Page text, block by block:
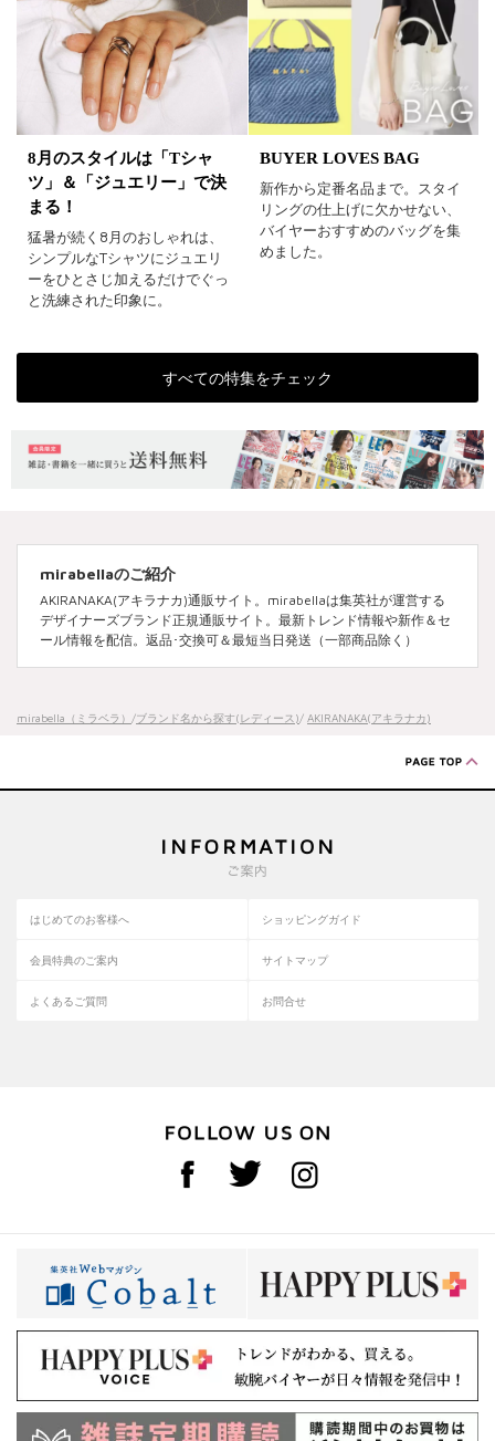
8月のスタイルは「Tシャ
ツ」＆「ジュエリー」で決
まる！
猛暑が続く8月のおしゃれは、
シンプルなTシャツにジュエリ
ーをひとさじ加えるだけでぐっ
と洗練された印象に。
BUYER LOVES BAG
新作から定番名品まで。スタイ
リングの仕上げに欠かせない、
バイヤーおすすめのバッグを集
めました。
すべての特集をチェック
mirabellaのご紹介
AKIRANAKA(アキラナカ)通販サイト。mirabellaは集英社が運営する
デザイナーズブランド正規通販サイト。最新トレンド情報や新作＆セ
ール情報を配信。返品･交換可＆最短当日発送（一部商品除く）
mirabella（ミラベラ） /ブランド名から探す(レディース)/ AKIRANAKA(アキラナカ)
はじめてのお客様へ ショッピングガイド
会員特典のご案内 サイトマップ
よくあるご質問 お問合せ